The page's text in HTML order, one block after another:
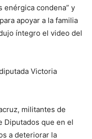
enérgica condena” y
para apoyar a la familia
íntegro el video del
Victoria
militantes de
Diputados que en el
a deteriorar la